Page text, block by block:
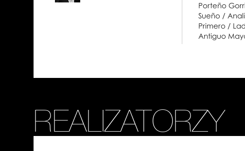
Porteño
Sueño /
Primero /
Antiguo
REALIZATORZY